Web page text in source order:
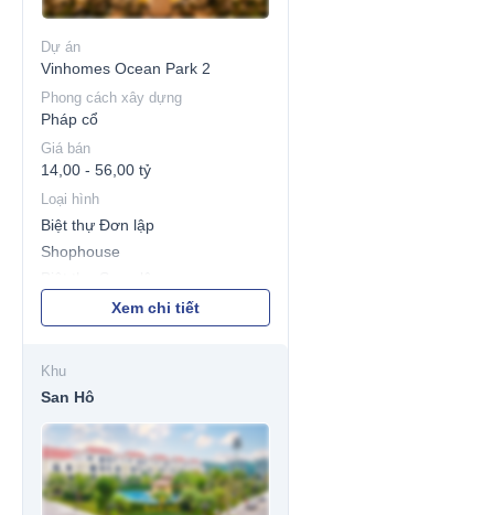
Dự án
Vinhomes Ocean Park 2
Phong cách xây dựng
Pháp cổ
Giá bán
14,00 - 56,00 tỷ
Loại hình
Biệt thự Đơn lập
Shophouse
Nhà Liền kềXem chi tiết
Khu
San Hô